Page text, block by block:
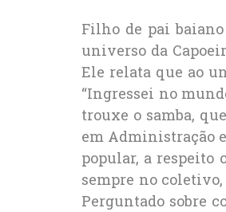
Filho de pai
universo da
Ele relata que ao
“Ingressei no
trouxe o samba,
em Administração
popular, a
sempre no coletivo,
Perguntado sobre